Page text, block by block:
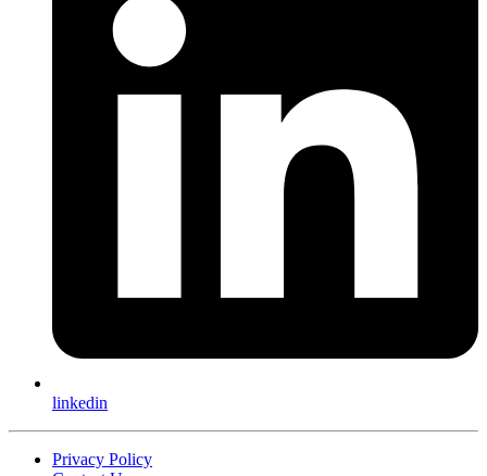
linkedin
Privacy Policy